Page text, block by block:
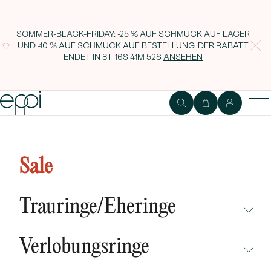
SOMMER-BLACK-FRIDAY: -25 % AUF SCHMUCK AUF LAGER
UND -10 % AUF SCHMUCK AUF BESTELLUNG. DER RABATT
ENDET IN 8T 16S 41M 52SANSEHEN
Sale
Trauringe/Eheringe
NEUHEITEN
Verlobungsringe
mit Lab Grown Diamanten Libbi